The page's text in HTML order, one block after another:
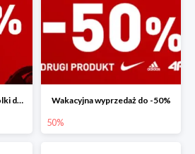
Wyprzedaż wakacyjna - Rolki do -30% Wakacyjna wyprzedaż do -50%
50%